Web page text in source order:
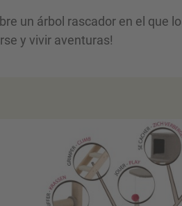
un árbol rascador en el que
y vivir aventuras!